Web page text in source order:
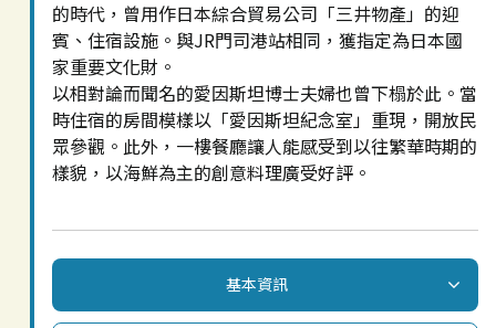
的時代，曾用作日本綜合貿易公司「三井物產」的迎
賓、住宿設施。與JR門司港站相同，獲指定為日本國
家重要文化財。
以相對論而聞名的愛因斯坦博士夫婦也曾下榻於此。當
時住宿的房間模樣以「愛因斯坦紀念室」重現，開放民
眾參觀。此外，一樓餐廳讓人能感受到以往繁華時期的
樣貌，以海鮮為主的創意料理廣受好評。
基本資訊